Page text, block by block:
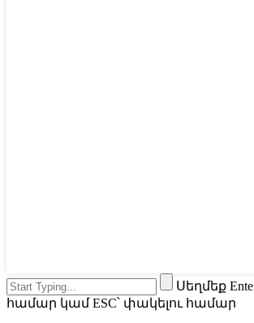
Սեղմեք
համար կամ ESC՝ փակելու համար